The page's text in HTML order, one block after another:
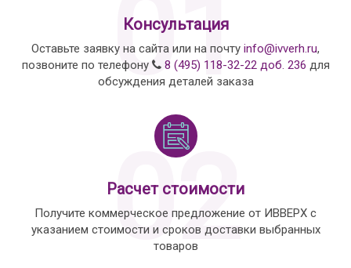
01
Консультация
Оставьте заявку на сайта или на почту info@ivverh.ru,
позвоните по телефону
8 (495) 118-32-22 доб. 236 для
обсуждения деталей заказа
02
Расчет стоимости
Получите коммерческое предложение от ИВВЕРХ с
указанием стоимости и сроков доставки выбранных
товаров